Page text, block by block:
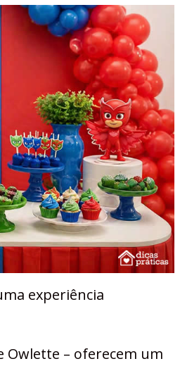
experiência
Owlette – oferecem um